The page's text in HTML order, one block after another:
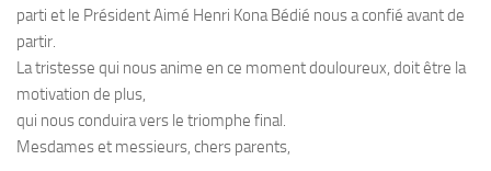
parti et le Président Aimé Henri Kona Bédié nous a confié avant de
partir.
La tristesse qui nous anime en ce moment douloureux, doit être la
motivation de plus,
qui nous conduira vers le triomphe final.
Mesdames et messieurs, chers parents,